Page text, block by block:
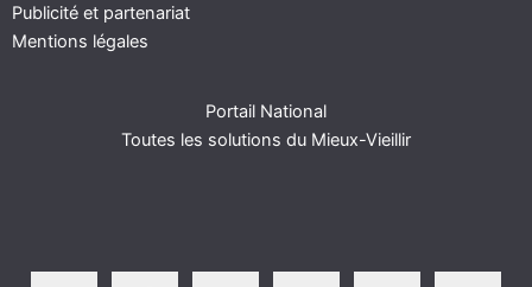
Publicité et partenariat
Mentions légales
Portail National
Toutes les solutions du Mieux-Vieillir